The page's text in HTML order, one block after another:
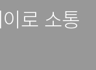
로 소통